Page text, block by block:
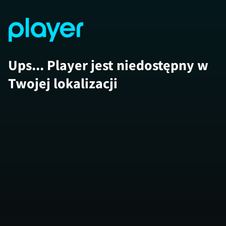
Ups... Player jest niedostępny w
Twojej lokalizacji